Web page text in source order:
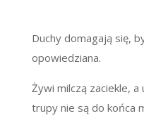
Duchy domagają się,
opowiedziana.
Żywi milczą zaciekle, a
trupy nie są do końca